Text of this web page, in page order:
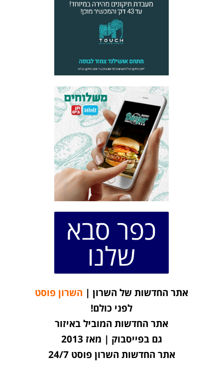
כפר סבא
שלנו
אתר החדשות של השרון | השרון פוסט
לפני כולם!
אתר החדשות המוביל באיזור
גם בפייסבוק | מאז 2013
אתר החדשות השרון פוסט 24/7